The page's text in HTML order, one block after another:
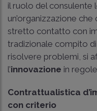
il ruolo del consulente
un’organizzazione
stretto contatto con
tradizionale compito
risolvere problemi, si
l’innovazione in
Contrattualistica
con criterio